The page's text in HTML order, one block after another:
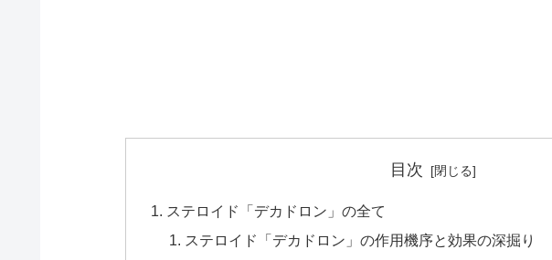
目次
ステロイド「デカドロン」の全て
ステロイド「デカドロン」の作用機序と効果の深掘り